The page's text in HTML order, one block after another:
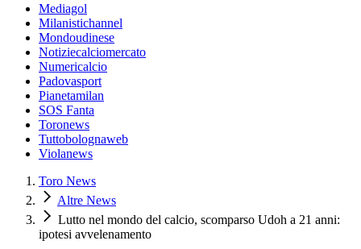
Mediagol
Milanistichannel
Mondoudinese
Notiziecalciomercato
Numericalcio
Padovasport
Pianetamilan
SOS Fanta
Toronews
Tuttobolognaweb
Violanews
Toro News
Altre News
Lutto nel mondo del calcio, scomparso Udoh a 21 anni:
ipotesi avvelenamento